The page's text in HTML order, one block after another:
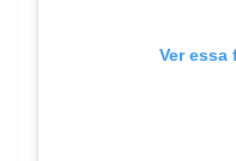
Ver essa